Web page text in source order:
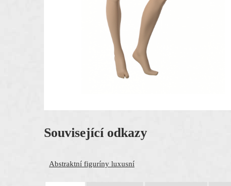
Související odkazy
Abstraktní figuríny luxusní